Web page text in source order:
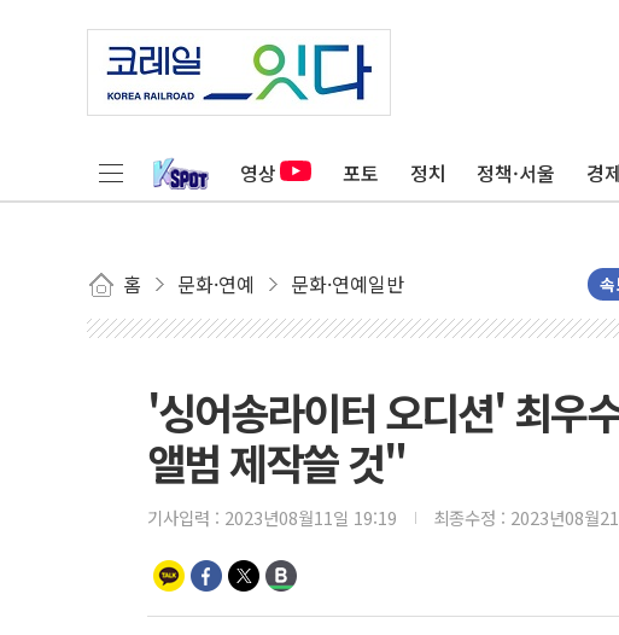
영상 포토 정치 정책·서울 경제
홈 문화·연예 문화·연예일반
'싱어송라이터 오디션' 최우
앨범 제작쓸 것"
기사입력 : 2023년08월11일 19:19 최종수정 : 2023년08월